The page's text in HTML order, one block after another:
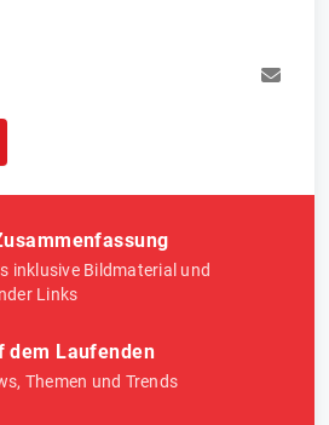
inklusive Bildmaterial und
Links
dem Laufenden
Themen und Trends